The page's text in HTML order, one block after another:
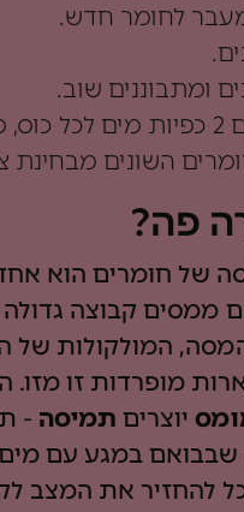
לחומר חדש.
ומתבוננים שוב.
מוסיפים 2 כפיות מים
השונים
פה?
של חומרים הוא
ממסים קבוצה גדולה
המולקולות של
מופרדות זו
יוצרים תמיסה -
שבבואם במגע עם
להחזיר את המצב